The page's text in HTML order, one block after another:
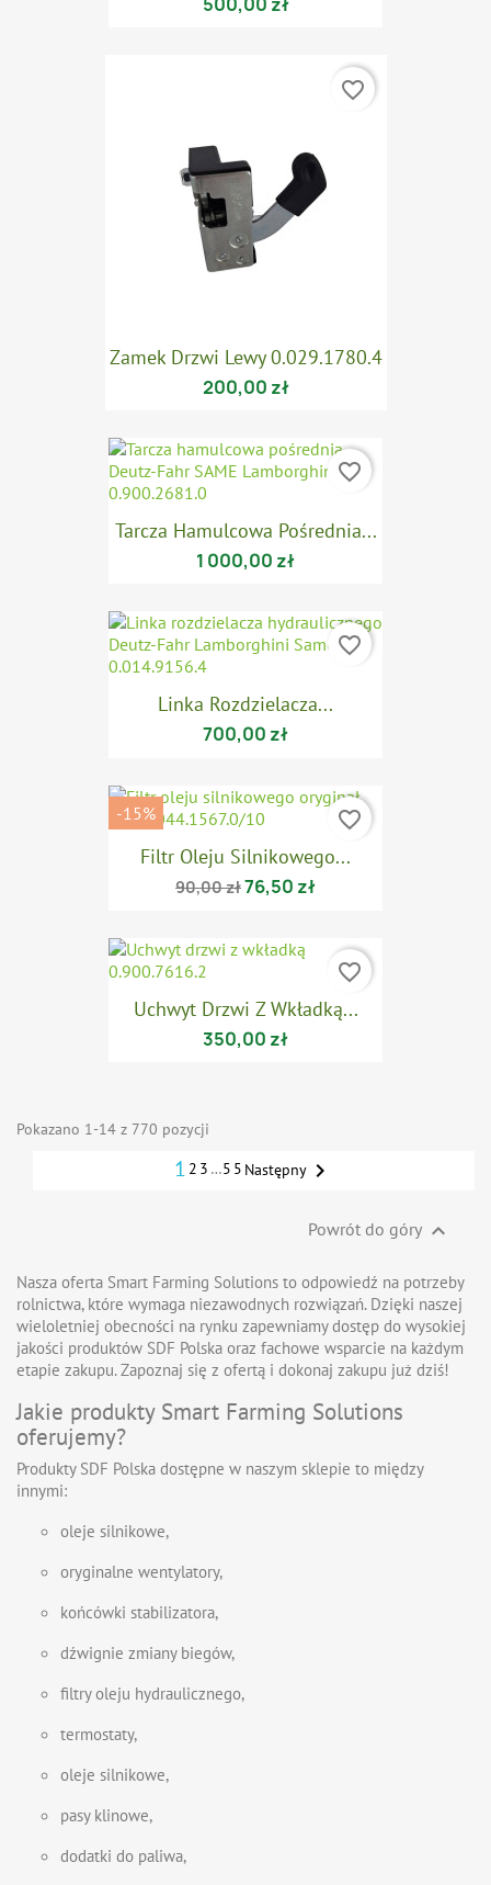
Zamek Drzwi Lewy 0.029.1780.4
200,00 zł
favorite_border
Tarcza Hamulcowa Pośrednia...
1 000,00 zł
favorite_border
Linka Rozdzielacza...
700,00 zł
favorite_border
Filtr Oleju Silnikowego...
90,00 zł76,50 zł
-15% favorite_border
Uchwyt Drzwi Z Wkładką...
350,00 zł
favorite_border
Pokazano 1-14 z 770 pozycji
1 2 3 …55 Następny 
Powrót do góry 
Nasza oferta Smart Farming Solutions to odpowiedź na potrzeby
rolnictwa, które wymaga niezawodnych rozwiązań. Dzięki naszej
wieloletniej obecności na rynku zapewniamy dostęp do wysokiej
jakości produktów SDF Polska oraz fachowe wsparcie na każdym
etapie zakupu. Zapoznaj się z ofertą i dokonaj zakupu już dziś!
Jakie produkty Smart Farming Solutions
oferujemy?
Produkty SDF Polska dostępne w naszym sklepie to między
innymi:
oleje silnikowe,
oryginalne wentylatory,
końcówki stabilizatora,
dźwignie zmiany biegów,
filtry oleju hydraulicznego,
termostaty,
oleje silnikowe,
pasy klinowe,
dodatki do paliwa,